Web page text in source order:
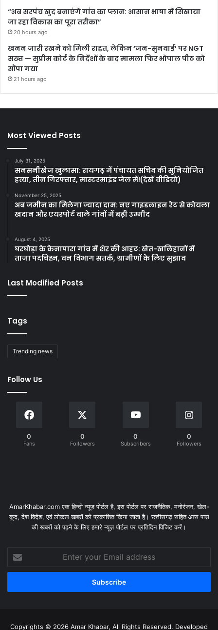
“अब सरपंच खुद बनाएंगे गांव का प्लान: आसान भाषा में सिखाया
जा रहा विकास का पूरा तरीका”
20 hours ago
खनन जारी रखने को मिली राहत, लेकिन ‘जन-सुनवाई’ पर NGT
सख्त — सुप्रीम कोर्ट के निर्देशों के बाद मामला फिर भोपाल पीठ को
सौंपा गया
21 hours ago
Most Viewed Posts
July 31, 2025
सनसनीखेज खुलासा: रायगढ़ में पंचायत सचिव की सुनियोजित
हत्या, तीन गिरफ्तार, मास्टरमाइंड जेल में!(देखें वीडियो)
November 25, 2025
अब जमीन का मिलेगा ज्यादा दाम: नए गाइडलाइन रेट से कोयला
खदान और एयरपोर्ट वाले गांवों में बढ़ी उम्मीद
August 4, 2025
घरघोड़ा के केनापारा गांव में शेर की आहट: खेत-खलिहानों में
ताजा पदचिह्न, वन विभाग सतर्क, ग्रामीणों के लिए सुझाव
Last Modified Posts
Tags
Trending news
Follow Us
0
Fans
0
Followers
0
Subscribers
0
Followers
AmarKhabar.com एक हिन्दी न्यूज़ पोर्टल है, इस पोर्टल पर राजनैतिक, मनोरंजन, खेल-
कूद, देश विदेश, एवं लोकल खबरों को प्रकाशित किया जाता है। छत्तीसगढ़ सहित आस पास
की खबरों को पढ़ने के लिए हमारे न्यूज़ पोर्टल पर प्रतिदिन विजिट करें।
your
Email
Copyrights © 2026 Amar Khabar, All Rights Reserved. Developed